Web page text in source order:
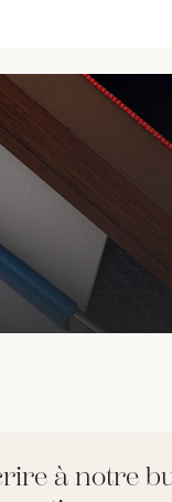
à notre